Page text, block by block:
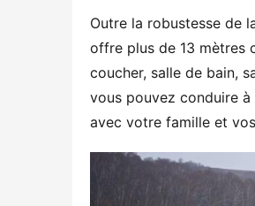
Outre la robustesse de
offre plus de 13 mètres
coucher, salle de bain,
vous pouvez conduire
avec votre famille et